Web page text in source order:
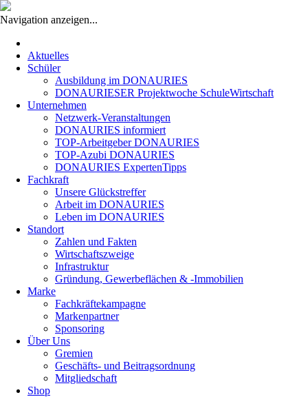
Navigation anzeigen...
überspringen
Aktuelles
Schüler
Ausbildung im DONAURIES
DONAURIESER Projektwoche SchuleWirtschaft
Unternehmen
Netzwerk-Veranstaltungen
DONAURIES informiert
TOP-Arbeitgeber DONAURIES
TOP-Azubi DONAURIES
DONAURIES ExpertenTipps
Fachkraft
Unsere Glückstreffer
Arbeit im DONAURIES
Leben im DONAURIES
Standort
Zahlen und Fakten
Wirtschaftszweige
Infrastruktur
Gründung, Gewerbeflächen & -Immobilien
Marke
Fachkräftekampagne
Markenpartner
Sponsoring
Über Uns
Gremien
Geschäfts- und Beitragsordnung
Mitgliedschaft
Shop